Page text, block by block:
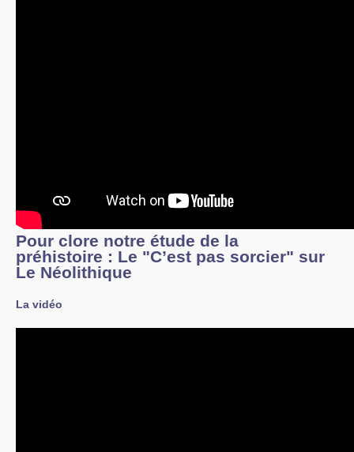
Pour clore notre étude de la
préhistoire : Le "C’est pas sorcier" sur
Le Néolithique
La vidéo